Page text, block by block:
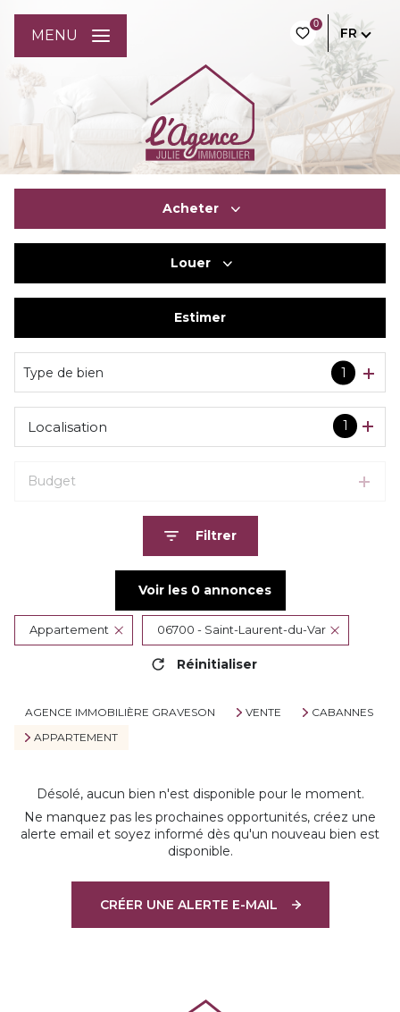
0
FR
MENU
Acheter
Du neuf
Louer
De l'immo pro
Estimer
Type de bien 1
1
Localisation
Budget
Filtrer
Voir les 0annonces
Appartement 06700 - Saint-Laurent-du-Var
Réinitialiser
AGENCE IMMOBILIÈRE GRAVESON VENTE
CABANNES
APPARTEMENT
Désolé, aucun bien n'est disponible pour le moment.
Ne manquez pas les prochaines opportunités, créez une
alerte email et soyez informé dès qu'un nouveau bien est
disponible.
CRÉER UNE ALERTE E-MAIL